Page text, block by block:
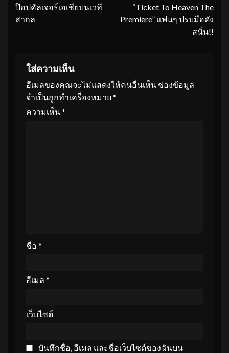
ป๊อปคัลเจอร์เอเชียบนเวที
สากล
“Ticket To Heaven The
Premiere” แฟนๆ ปรบมือดัง
สนั่น!!
ใส่ความเห็น
อีเมลของคุณจะไม่แสดงให้คนอื่นเห็น ช่องข้อมูล
จำเป็นถูกทำเครื่องหมาย *
ความเห็น*
ชื่อ *
อีเมล *
เว็บไซต์
บันทึกชื่อ, อีเมล และชื่อเว็บไซต์ของฉันบน